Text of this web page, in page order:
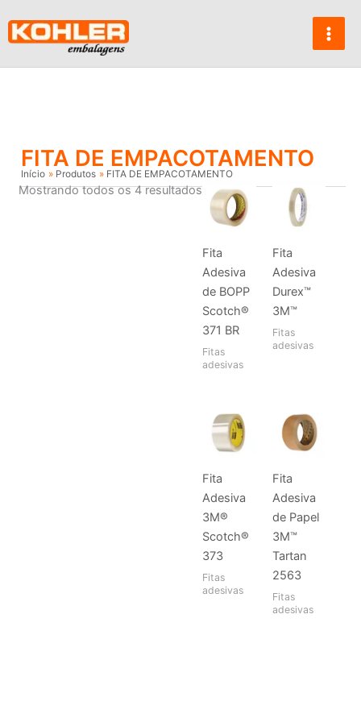
para
conteúdo
FITA DE EMPACOTAMENTO
Início Produtos FITA DE EMPACOTAMENTO
Mostrando todos os 4 resultados
Fita
Adesiva
de BOPP
Scotch®
371 BR
Fitas
adesivas
Fita
Adesiva
Durex™
3M™
Fitas
adesivas
Fita
Adesiva
3M®
Scotch®
373
Fitas
adesivas
Fita
Adesiva
de Papel
3M™
Tartan
2563
Fitas
adesivas